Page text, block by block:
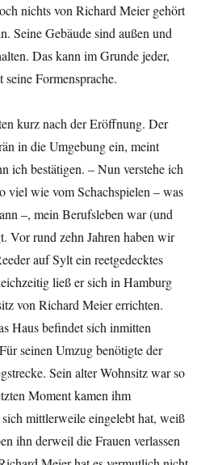
nichts von Richard Meier gehört
Seine Gebäude sind außen und
Das kann im Grunde jeder,
Formensprache.
kurz nach der Eröffnung. Der
in die Umgebung ein, meint
ich bestätigen. – Nun verstehe ich
viel wie vom Schachspielen – was
–, mein Berufsleben war (und
Vor rund zehn Jahren haben wir
auf Sylt ein reetgedecktes
ließ er sich in Hamburg
von Richard Meier errichten.
Haus befindet sich inmitten
seinen Umzug benötigte der
Sein alter Wohnsitz war so
Moment kamen ihm
mittlerweile eingelebt hat, weiß
ihn derweil die Frauen verlassen